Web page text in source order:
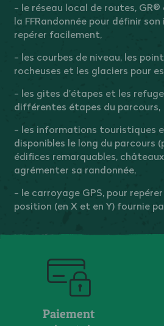
- le réseau local de routes,
la FFRandonnée pour définir
repérer facilement,
- les courbes de niveau, les
rocheuses et les glaciers pour
- les gites d’étapes et les
différentes étapes du parcours,
- les informations touristiques
disponibles le long du parcours
édifices remarquables,
agrémenter sa randonnée,
- le carroyage GPS, pour
position (en X et en Y) fournie
Paiement